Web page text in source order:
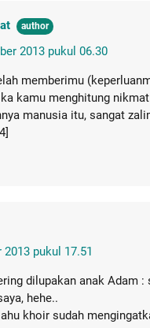
2013 pukul 06.30
memberimu
kamu menghitung
manusia itu, sangat
2013 pukul 17.51
dilupakan anak Adam :
hehe..
khoir sudah